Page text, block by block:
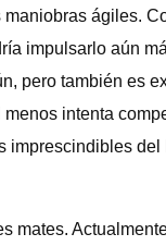
ágiles.
impulsarlo aún
pero también es
intenta
imprescindibles
mates.